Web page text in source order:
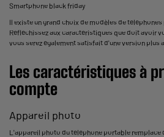
Smartphone black friday
Il existe un grand choix de modèles de
Réfléchissez aux caractéristiques que doit avoir
vous serez également satisfait d'une version plus
Les caractéristiques à
compte
Appareil photo
L'appareil photo du téléphone portable remplace